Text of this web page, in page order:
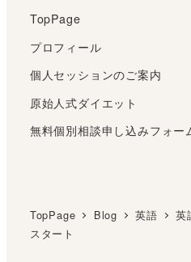
TopPage
プロフィール
個人セッションのご案内
原始人式ダイエット
無料個別相談申し込みフォー
TopPage Blog 英語
英
スタート